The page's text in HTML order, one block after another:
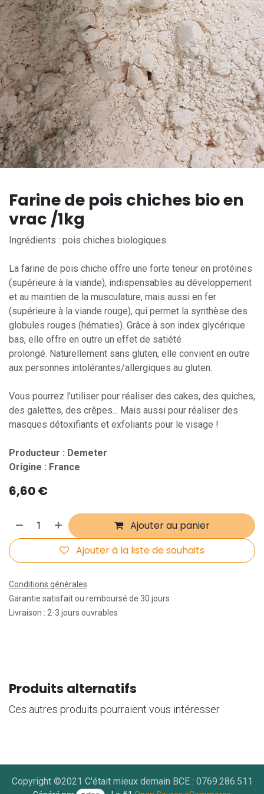
Farine de pois chiches bio en
vrac /1kg
Ingrédients : pois chiches biologiques.
La farine de pois chiche offre une forte teneur en protéines
(supérieure à la viande), indispensables au développement
et au maintien de la musculature, mais aussi en fer
(supérieure à la viande rouge), qui permet la synthèse des
globules rouges (hématies). Grâce à son index glycérique
bas, elle offre en outre un effet de satiété
prolongé. Naturellement sans gluten, elle convient en outre
aux personnes intolérantes/allergiques au gluten.
Vous pourrez l'utiliser pour réaliser des cakes, des quiches,
des galettes, des crêpes... Mais aussi pour réaliser des
masques détoxifiants et exfoliants pour le visage !
Producteur : Demeter
Origine : France
6,60€
Ajouter au panier
Ajouter à la liste de souhaits
Conditions générales
Garantie satisfait ou remboursé de 30 jours
Livraison : 2-3 jours ouvrables
Produits alternatifs
Ces autres produits pourraient vous intéresser
Copyright ©2021 C'était mieux demain BCE : 0769.286.511